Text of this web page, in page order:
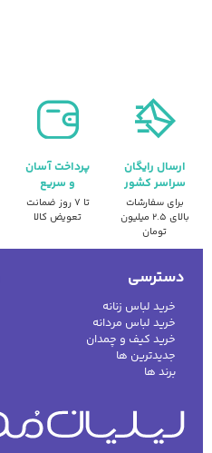
ارسال رایگان
سراسر کشور
برای سفارشات
بالای ۲.۵ میلیون
تومان
پرداخت آسان
و سریع
تا ۷ روز ضمانت
تعویض کالا
دسترسی
خرید لباس زنانه
خرید لباس مردانه
خرید کیف و چمدان
جدیدترین ها
برند ها